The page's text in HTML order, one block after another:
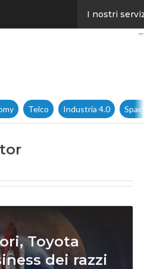
I nostri
Telco Industria 4.0
Toyota
dei razzi